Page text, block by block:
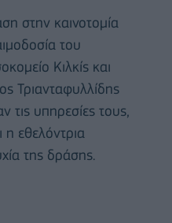
στην καινοτομία
του
Κιλκίς και
Τριανταφυλλίδης
τις υπηρεσίες τους,
εθελόντρια
της δράσης.